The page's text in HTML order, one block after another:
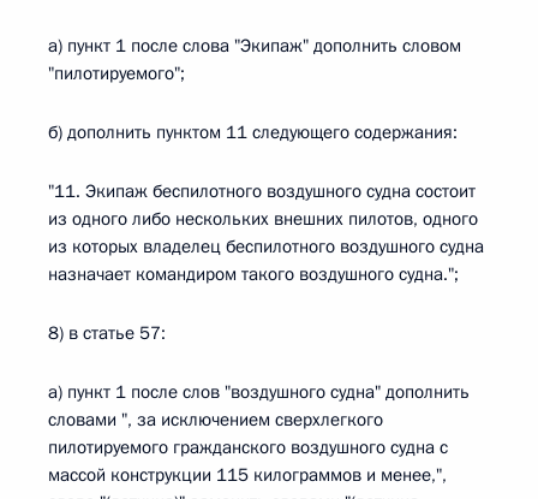
а) пункт 1 после слова "Экипаж" дополнить словом
"пилотируемого";
б) дополнить пунктом 11 следующего содержания:
"11. Экипаж беспилотного воздушного судна состоит
из одного либо нескольких внешних пилотов, одного
из которых владелец беспилотного воздушного судна
назначает командиром такого воздушного судна.";
8) в статье 57:
а) пункт 1 после слов "воздушного судна" дополнить
словами ", за исключением сверхлегкого
пилотируемого гражданского воздушного судна с
массой конструкции 115 килограммов и менее,",